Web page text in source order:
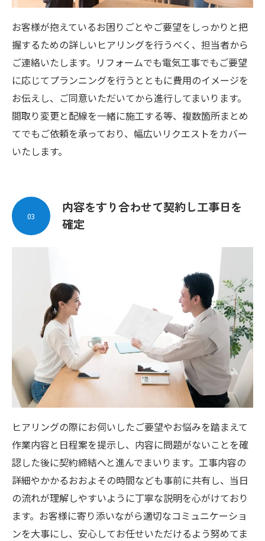
お客様が抱えているお困りごとやご要望をしっかりと把
握するための詳しいヒアリングを行うべく、担当者から
ご連絡いたします。リフォームでも電気工事でもご要望
に応じてプランニングを行うとともに費用のイメージを
お伝えし、ご同意いただいてから進行してまいります。
間取り変更と配線を一緒に施工する等、複数箇所まとめ
てでもご依頼を承っており、幅広いリクエストをカバー
いたします。
内容をすり合わせて契約し工事日を
確定
03
ヒアリングの際にお伺いしたご要望やお悩みを踏まえて
作業内容と日程案を提示し、内容に問題がないことを確
認した後に契約締結へと進んでまいります。工事内容の
詳細やかかるおおよその時間なども事前に共有し、当日
の流れが理解しやすいように丁寧な説明を心がけており
ます。お客様に寄り添いながら適切なコミュニケーショ
ンを大事にし、安心してお任せいただけるよう努めてま